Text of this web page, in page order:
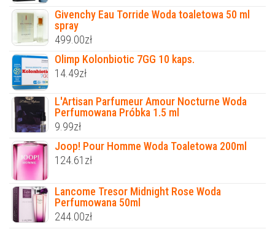
Givenchy Eau Torride Woda toaletowa 50 ml
spray
499.00zł
Olimp Kolonbiotic 7GG 10 kaps.
14.49zł
L'Artisan Parfumeur Amour Nocturne Woda
Perfumowana Próbka 1.5 ml
9.99zł
Joop! Pour Homme Woda Toaletowa 200ml
124.61 zł
Lancome Tresor Midnight Rose Woda
Perfumowana 50ml
244.00zł